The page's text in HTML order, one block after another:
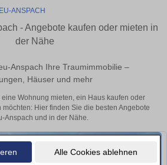
Alle Cookies ablehnen
ANSPACH
- Angebote kaufen oder mieten in
der Nähe
Anspach Ihre Traumimmobilie –
Häuser und mehr
Wohnung mieten, ein Haus kaufen oder
Hier finden Sie die besten Angebote
Anspach und in der Nähe.